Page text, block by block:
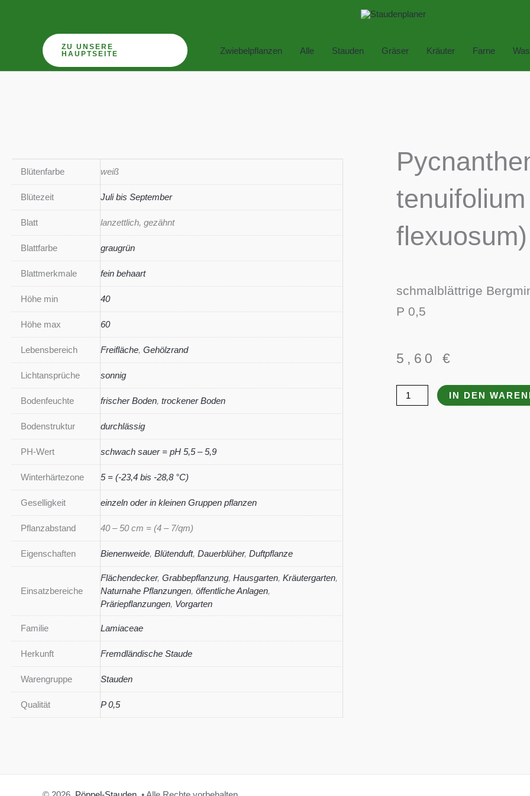
ZU UNSERE
HAUPTSEITE
Zwiebelpflanzen Alle Stauden Gräser Kräuter Farne
Blütenfarbe weiß
Blütezeit Juli bis September
Blatt lanzettlich, gezähnt
Blattfarbe graugrün
Blattmerkmale fein behaart
Höhe min 40
Höhe max 60
Lebensbereich Freifläche, Gehölzrand
Lichtansprüche sonnig
Bodenfeuchte frischer Boden, trockener Boden
Bodenstruktur durchlässig
PH-Wert schwach sauer = pH 5,5 – 5,9
Winterhärtezone 5 = (-23,4 bis -28,8 °C)
Geselligkeit einzeln oder in kleinen Gruppen pflanzen
Pflanzabstand 40 – 50 cm = (4 – 7/qm)
Eigenschaften Bienenweide, Blütenduft, Dauerblüher, Duftpflanze
Einsatzbereiche
Flächendecker, Grabbepflanzung, Hausgarten, Kräutergarten,
Naturnahe Pflanzungen, öffentliche Anlagen,
Präriepflanzungen, Vorgarten
Familie Lamiaceae
Herkunft Fremdländische Staude
Warengruppe Stauden
Qualität P 0,5
flexuosum)
schmalblättrige
P 0,5
5,60 €
Pycnanthemum
tenuifolium
IN DEN